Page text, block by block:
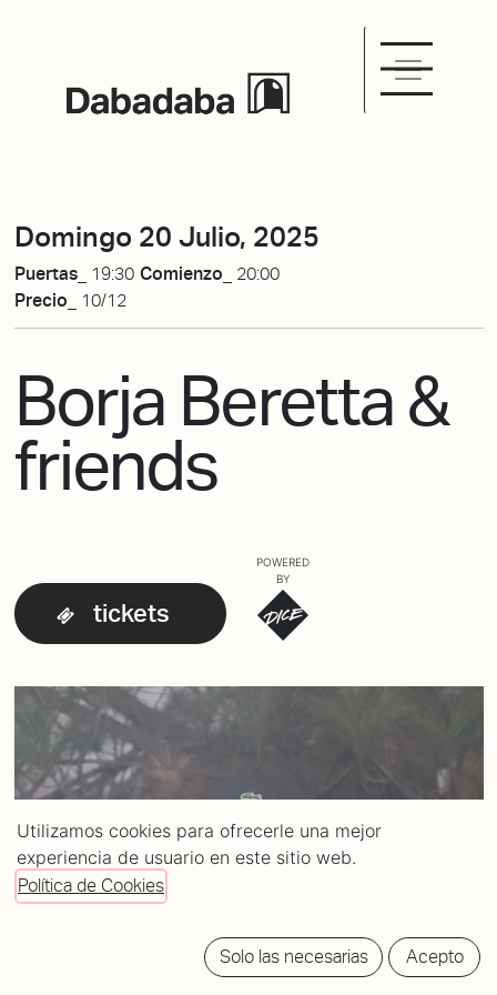
Domingo 20 Julio, 2025
Puertas_ 19:30 Comienzo_ 20:00
Precio_
10/12
Borja Beretta &
friends
tickets
POWERED
BY
Utilizamos cookies para ofrecerle una mejor
experiencia de usuario en este sitio web.
Política de Cookies
Solo las necesarias Acepto